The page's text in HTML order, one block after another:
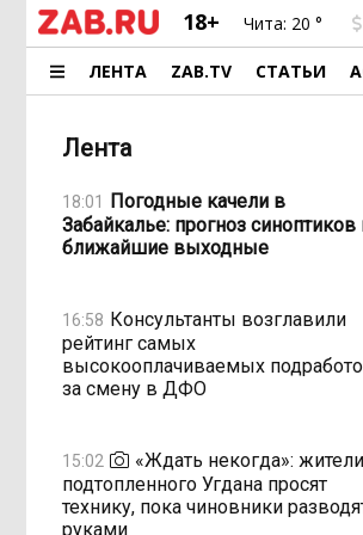
18+ Чита: 20 °
ЛЕНТА ZAB.TV СТАТЬИ
Лента
18:01 Погодные качели в
Забайкалье: прогноз синоптиков
ближайшие выходные
16:58 Консультанты возглавили
рейтинг самых
высокооплачиваемых
за смену в ДФО
15:02
«Ждать некогда»: жители
подтопленного Угдана просят
технику, пока чиновники
руками